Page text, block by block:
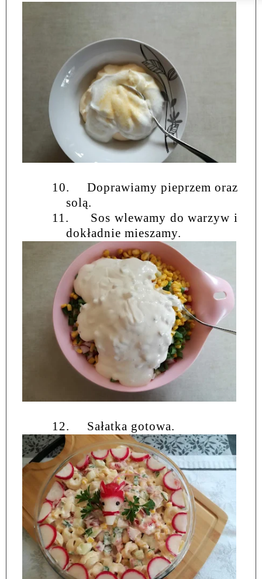
10.
Doprawiamy pieprzem oraz
solą.
11.
Sos wlewamy do warzyw i
dokładnie mieszamy.
12. Sałatka gotowa.